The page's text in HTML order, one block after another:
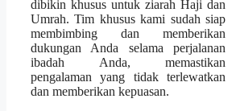
dibikin khusus untuk ziarah Haji dan
Umrah. Tim khusus kami sudah siap
membimbing dan memberikan
dukungan Anda selama perjalanan
ibadah Anda, memastikan
pengalaman yang tidak terlewatkan
dan memberikan kepuasan.